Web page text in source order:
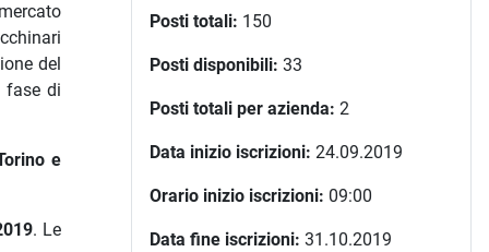
del
fase di
e
. Le
Posti totali: 150
Posti disponibili: 33
Posti totali per azienda: 2
Data inizio iscrizioni: 24.09.2019
Orario inizio iscrizioni: 09:00
Data fine iscrizioni: 31.10.2019